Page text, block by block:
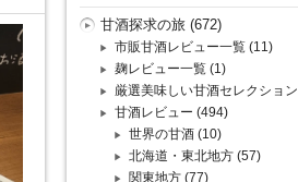
甘酒探求の旅 (672)
市販甘酒レビュー一覧 (11)
麹レビュー一覧 (1)
厳選美味しい甘酒セレクション
甘酒レビュー (494)
世界の甘酒 (10)
北海道・東北地方 (57)
関東地方 (77)